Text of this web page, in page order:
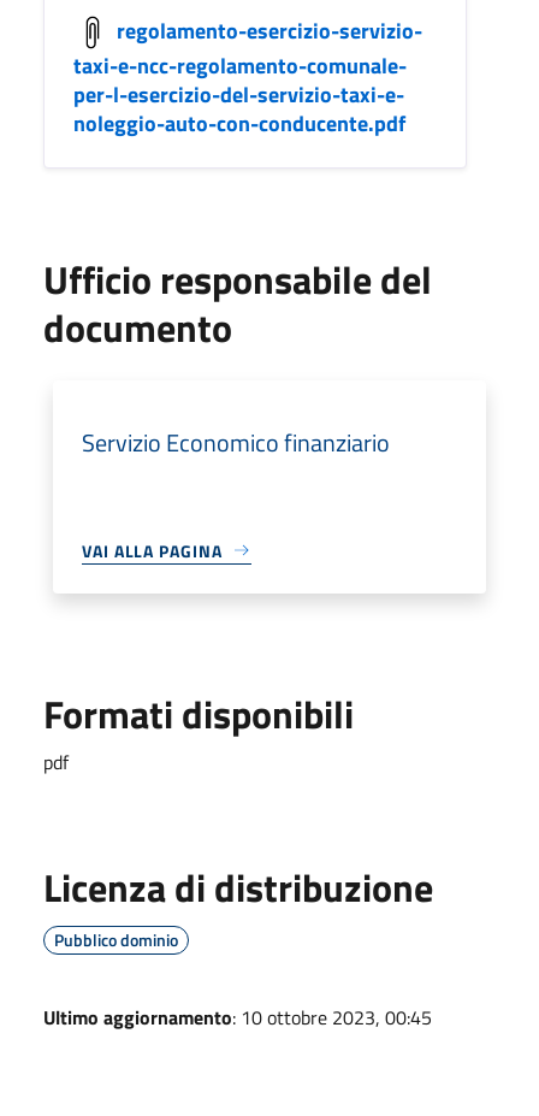
regolamento-esercizio-servizio-
taxi-e-ncc-regolamento-comunale-
per-l-esercizio-del-servizio-taxi-e-
noleggio-auto-con-conducente.pdf
Ufficio responsabile del
documento
Servizio Economico finanziario
VAI ALLA PAGINA
Formati disponibili
pdf
Licenza di distribuzione
Pubblico dominio
Ultimo aggiornamento: 10 ottobre 2023, 00:45